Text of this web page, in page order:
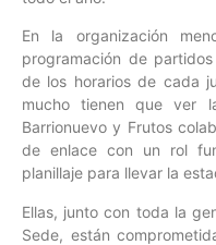
En la organización
programación de
de los horarios de cada
mucho tienen que ver
Barrionuevo y Frutos
de enlace con un rol
planillaje para llevar la
Ellas, junto con toda la
Sede, están